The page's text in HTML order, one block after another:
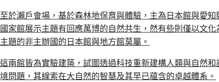
至於瀨戶會場，基於森林地保育與體驗，主為日本館與愛
國家館展示主題有回應萬博的自然共生，然有些則僅以文
主題的非主辦國的日本館與地方館莫屬。
這兩館皆為實驗建築，試圖透過科技重新建構人類與自然
境問題，其線索在大自然的智慧及其早已蘊含的卓越體系。